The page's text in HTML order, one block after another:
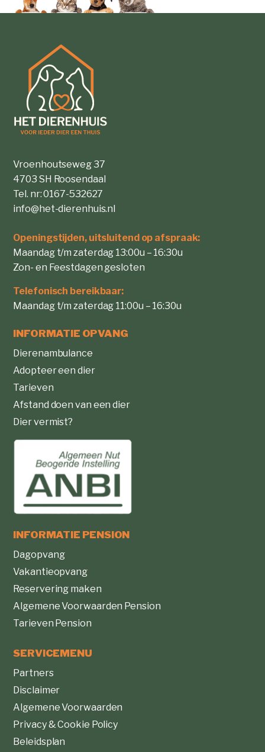
Vroenhoutseweg 37
4703 SH Roosendaal
Tel. nr: 0167-532627
info@het-dierenhuis.nl
Openingstijden, uitsluitend op afspraak:
Maandag t/m zaterdag 13:00u – 16:30u
Zon- en Feestdagen gesloten
Telefonisch bereikbaar:
Maandag t/m zaterdag 11:00u – 16:30u
INFORMATIE OPVANG
Dierenambulance
Adopteer een dier
Tarieven
Afstand doen van een dier
Dier vermist?
INFORMATIE PENSION
Dagopvang
Vakantieopvang
Reservering maken
Algemene Voorwaarden Pension
Tarieven Pension
SERVICEMENU
Partners
Disclaimer
Algemene Voorwaarden
Privacy & Cookie Policy
Beleidsplan